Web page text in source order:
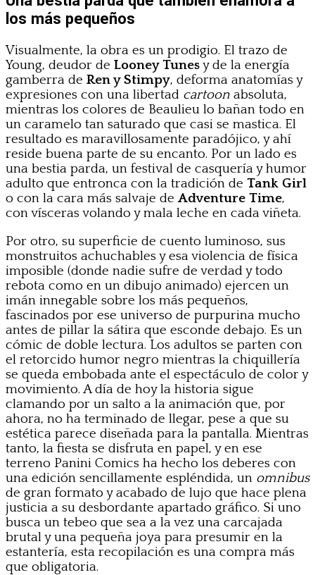
los más pequeños
Visualmente, la obra es un prodigio. El trazo de
Young, deudor de Looney Tunesy de la energía
gamberra de Ren y Stimpy, deforma anatomías y
expresiones con una libertad cartoon absoluta,
mientras los colores de Beaulieu lo bañan todo en
un caramelo tan saturado que casi se mastica. El
resultado es maravillosamente paradójico, y ahí
reside buena parte de su encanto. Por un lado es
una bestia parda, un festival de casquería y humor
adulto que entronca con la tradición de Tank Girl
o con la cara más salvaje de Adventure Time,
con vísceras volando y mala leche en cada viñeta.
Por otro, su superficie de cuento luminoso, sus
monstruitos achuchables y esa violencia de física
imposible (donde nadie sufre de verdad y todo
rebota como en un dibujo animado) ejercen un
imán innegable sobre los más pequeños,
fascinados por ese universo de purpurina mucho
antes de pillar la sátira que esconde debajo. Es un
cómic de doble lectura. Los adultos se parten con
el retorcido humor negro mientras la chiquillería
se queda embobada ante el espectáculo de color y
movimiento. A día de hoy la historia sigue
clamando por un salto a la animación que, por
ahora, no ha terminado de llegar, pese a que su
estética parece diseñada para la pantalla. Mientras
tanto, la fiesta se disfruta en papel, y en ese
terreno Panini Comics ha hecho los deberes con
una edición sencillamente espléndida, un omnibus
de gran formato y acabado de lujo que hace plena
justicia a su desbordante apartado gráfico. Si uno
busca un tebeo que sea a la vez una carcajada
brutal y una pequeña joya para presumir en la
estantería, esta recopilación es una compra más
que obligatoria.